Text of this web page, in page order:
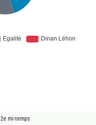
2e mi-temps